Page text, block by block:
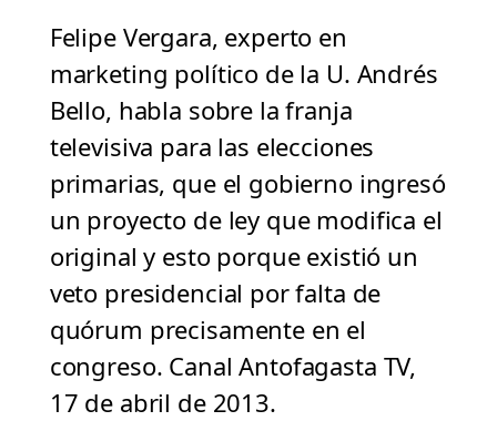
Felipe Vergara, experto en
marketing político de la U. Andrés
Bello, habla sobre la franja
televisiva para las elecciones
primarias, que el gobierno ingresó
un proyecto de ley que modifica el
original y esto porque existió un
veto presidencial por falta de
quórum precisamente en el
congreso. Canal Antofagasta TV,
17 de abril de 2013.